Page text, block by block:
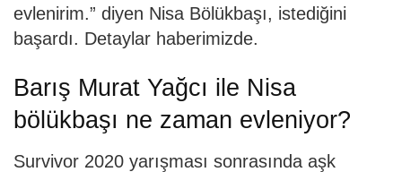
evlenirim.” diyen Nisa Bölükbaşı, istediğini
başardı. Detaylar haberimizde.
Barış Murat Yağcı ile Nisa
bölükbaşı ne zaman evleniyor?
Survivor 2020 yarışması sonrasında aşk